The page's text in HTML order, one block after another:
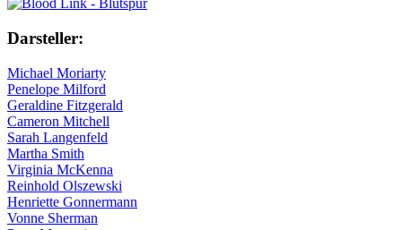
Darsteller:
Michael Moriarty
Penelope Milford
Geraldine Fitzgerald
Cameron Mitchell
Sarah Langenfeld
Martha Smith
Virginia McKenna
Reinhold Olszewski
Henriette Gonnermann
Vonne Sherman